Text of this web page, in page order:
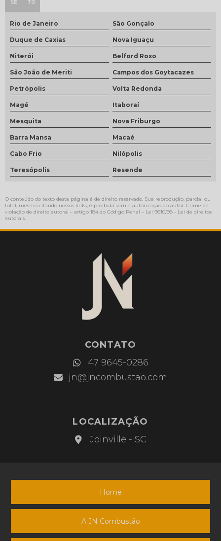
SE TO
Rio de Janeiro São Gonçalo
Duque de Caxias Nova Iguaçu
Niterói Belford Roxo
São João de Meriti Campos dos Goytacazes
Petrópolis Volta Redonda
Magé Itaboraí
Mesquita Nova Friburgo
Barra Mansa Macaé
Cabo Frio Nilópolis
Teresópolis Resende
O conteúdo do texto desta página é de direito reservado. Sua reprodução, parcial ou
total, mesmo citando nossos links, é proibida sem a autorização do autor. Crime de
violação de direito autoral – artigo 184 do Código Penal – Lei 9610/98 - Lei de direitos
autorais.
CONTATO
JN
Combustão
47 9645-0286
jn@jncombustao.com
LOCALIZAÇÃO
JN
Combustão
Joinville - SC
Home
A JN Combustão